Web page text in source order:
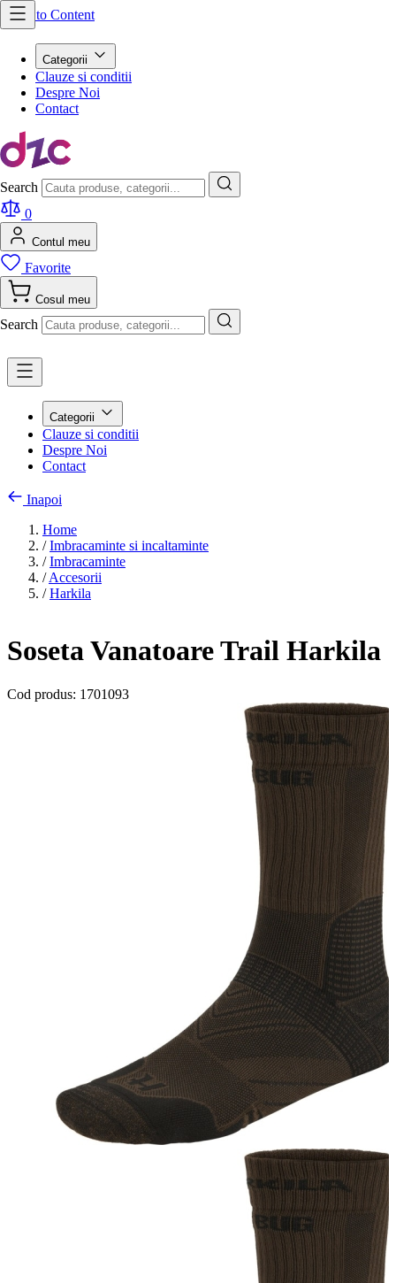
Skip to Content
Categorii
Clauze si conditii
Despre Noi
Contact
Search
0
Contul meu
Favorite
Cosul meu
Search
Categorii
Clauze si conditii
Despre Noi
Contact
Inapoi
Home
/ Imbracaminte si incaltaminte
/ Imbracaminte
/ Accesorii
/ Harkila
Soseta Vanatoare Trail Harkila
Cod produs: 1701093